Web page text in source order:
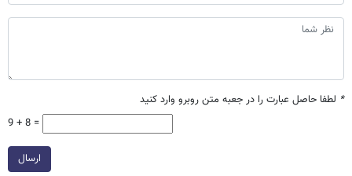
* لطفا حاصل عبارت را در جعبه متن روبرو وارد کنید
9 + 8 =
ارسال